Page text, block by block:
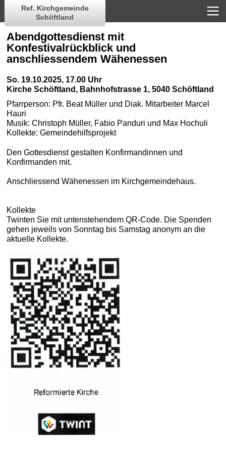
Ref. Kirchgemeinde
Schöftland
Abendgottesdienst mit
Konfestivalrückblick und
anschliessendem Wähenessen
So. 19.10.2025, 17.00 Uhr
Kirche Schöftland , Bahnhofstrasse 1, 5040 Schöftland
Pfarrperson: Pfr. Beat Müller und Diak. Mitarbeiter Marcel
Hauri
Musik:Christoph Müller, Fabio Panduri und Max Hochuli
Kollekte:Gemeindehilfsprojekt
Den Gottesdienst gestalten Konfirmandinnen und
Konfirmanden mit.
Anschliessend Wähenessen im Kirchgemeindehaus.
Kollekte
Twinten Sie mit untenstehendem QR-Code. Die Spenden
gehen jeweils von Sonntag bis Samstag anonym an die
aktuelle Kollekte.